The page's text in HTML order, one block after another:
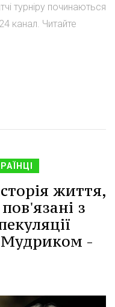
турніру починаються
канал. Читайте
життя,
з
Мудриком -